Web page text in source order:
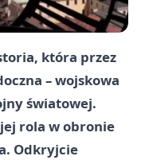
która przez
– wojskowa
światowej.
rola w obronie
Odkryjcie